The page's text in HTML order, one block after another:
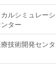
ルシミュレーシ
ター
技術開発センタ